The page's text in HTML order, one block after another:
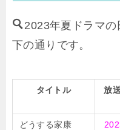
2023年夏ドラマ
下の通りです。
タイトル
放
どうする家康